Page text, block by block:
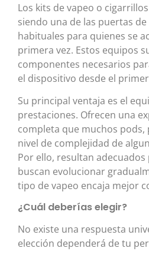
Los kits de vapeo o
siendo una de las puertas
habituales para quienes se
primera vez. Estos equipos
componentes necesarios
el dispositivo desde el
Su principal ventaja es el
prestaciones. Ofrecen una
completa que muchos pods,
nivel de complejidad de
Por ello, resultan
buscan evolucionar
tipo de vapeo encaja mejor
¿Cuál deberías elegir?
No existe una respuesta
elección dependerá de tu